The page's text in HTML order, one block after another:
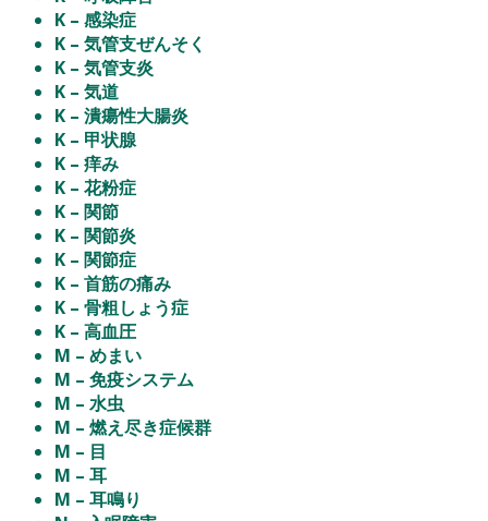
K – 感染症
K – 気管支ぜんそく
K – 気管支炎
K – 気道
K – 潰瘍性大腸炎
K – 甲状腺
K – 痒み
K – 花粉症
K – 関節
K – 関節炎
K – 関節症
K – 首筋の痛み
K – 骨粗しょう症
K – 高血圧
M – めまい
M – 免疫システム
M – 水虫
M – 燃え尽き症候群
M – 目
M – 耳
M – 耳鳴り